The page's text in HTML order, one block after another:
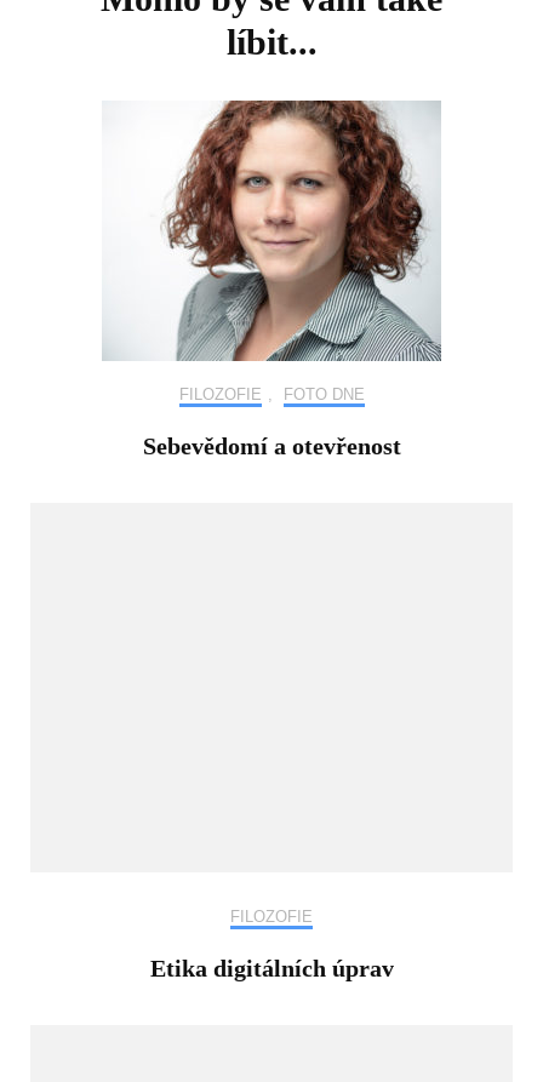
líbit...
FILOZOFIE FOTO DNE
Sebevědomí a otevřenost
FILOZOFIE
Etika digitálních úprav